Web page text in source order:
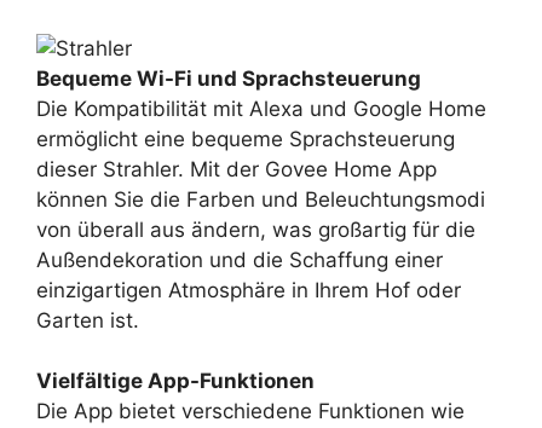
Bequeme Wi-Fi und Sprachsteuerung
Die Kompatibilität mit Alexa und Google Home
ermöglicht eine bequeme Sprachsteuerung
dieser Strahler. Mit der Govee Home App
können Sie die Farben und Beleuchtungsmodi
von überall aus ändern, was großartig für die
Außendekoration und die Schaffung einer
einzigartigen Atmosphäre in Ihrem Hof oder
Garten ist.
Vielfältige App-Funktionen
Die App bietet verschiedene Funktionen wie